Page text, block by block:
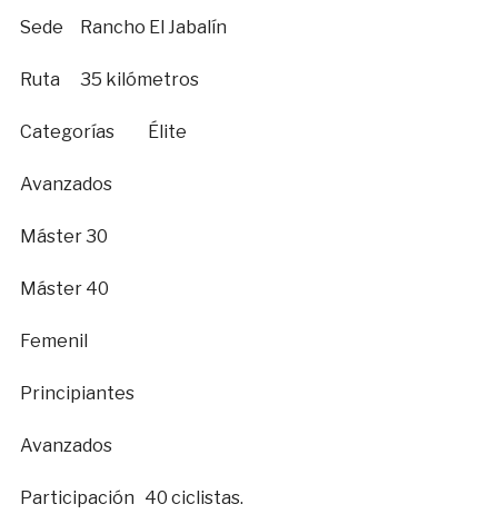
Sede Rancho El Jabalín
Ruta 35 kilómetros
Categorías Élite
Avanzados
Máster 30
Máster 40
Femenil
Principiantes
Avanzados
Participación 40 ciclistas.